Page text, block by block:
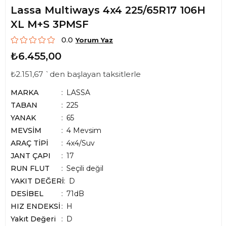
Lassa Multiways 4x4 225/65R17 106H
XL M+S 3PMSF
0.0 Yorum Yaz
₺6.455,00
₺2.151,67 `den başlayan taksitlerle
MARKA
LASSA
TABAN
225
YANAK
65
MEVSİM
4 Mevsim
ARAÇ TİPİ
4x4/Suv
JANT ÇAPI
17
RUN FLUT
Seçili değil
YAKIT DEĞERİ
D
DESİBEL
71dB
HIZ ENDEKSİ
H
Yakıt Değeri
D